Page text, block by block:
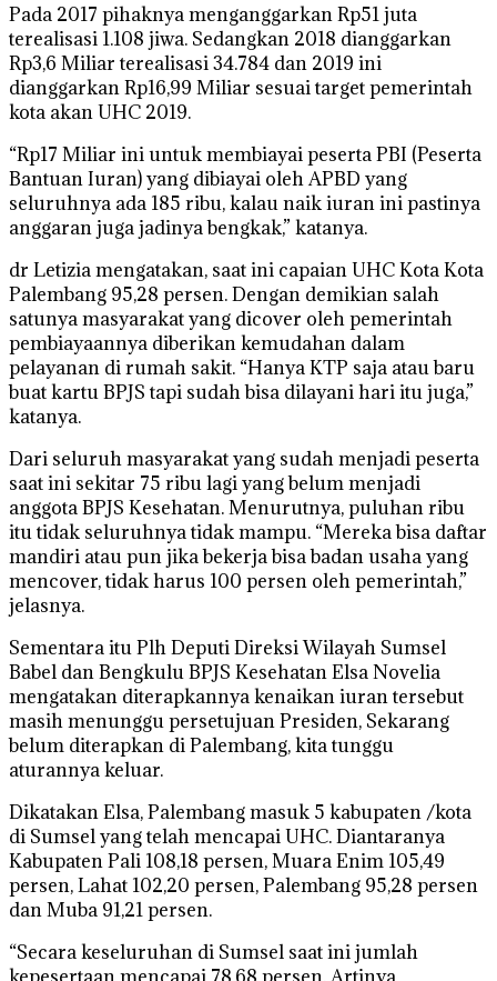
Pada 2017 pihaknya menganggarkan Rp51 juta
terealisasi 1.108 jiwa. Sedangkan 2018 dianggarkan
Rp3,6 Miliar terealisasi 34.784 dan 2019 ini
dianggarkan Rp16,99 Miliar sesuai target pemerintah
kota akan UHC 2019.
“Rp17 Miliar ini untuk membiayai peserta PBI (Peserta
Bantuan Iuran) yang dibiayai oleh APBD yang
seluruhnya ada 185 ribu, kalau naik iuran ini pastinya
anggaran juga jadinya bengkak,” katanya.
dr Letizia mengatakan, saat ini capaian UHC Kota Kota
Palembang 95,28 persen. Dengan demikian salah
satunya masyarakat yang dicover oleh pemerintah
pembiayaannya diberikan kemudahan dalam
pelayanan di rumah sakit. “Hanya KTP saja atau baru
buat kartu BPJS tapi sudah bisa dilayani hari itu juga,”
katanya.
Dari seluruh masyarakat yang sudah menjadi peserta
saat ini sekitar 75 ribu lagi yang belum menjadi
anggota BPJS Kesehatan. Menurutnya, puluhan ribu
itu tidak seluruhnya tidak mampu. “Mereka bisa daftar
mandiri atau pun jika bekerja bisa badan usaha yang
mencover, tidak harus 100 persen oleh pemerintah,”
jelasnya.
Sementara itu Plh Deputi Direksi Wilayah Sumsel
Babel dan Bengkulu BPJS Kesehatan Elsa Novelia
mengatakan diterapkannya kenaikan iuran tersebut
masih menunggu persetujuan Presiden, Sekarang
belum diterapkan di Palembang, kita tunggu
aturannya keluar.
Dikatakan Elsa, Palembang masuk 5 kabupaten /kota
di Sumsel yang telah mencapai UHC. Diantaranya
Kabupaten Pali 108,18 persen, Muara Enim 105,49
persen, Lahat 102,20 persen, Palembang 95,28 persen
dan Muba 91,21 persen.
“Secara keseluruhan di Sumsel saat ini jumlah